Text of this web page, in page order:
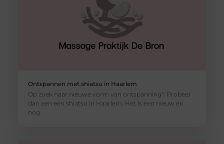
Ontspannen met shiatsu in Haarlem
Op zoek naar nieuwe vorm van ontspanning? Probeer
dan een een shiatsu in Haarlem. Het is een nieuw en
nog